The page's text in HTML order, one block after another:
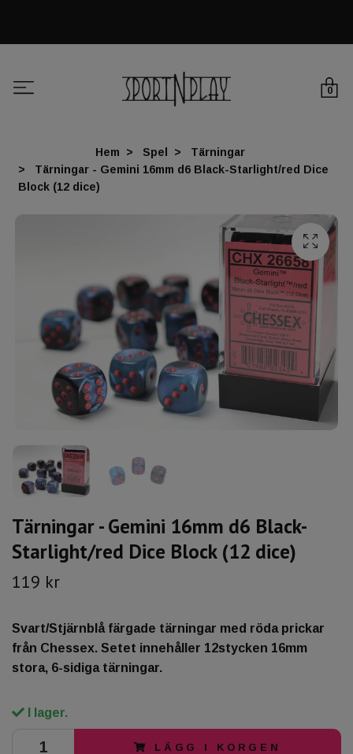
0
Hem Spel
Tärningar
Tärningar - Gemini 16mm d6 Black-Starlight/red Dice
Block (12 dice)
Tärningar - Gemini 16mm d6 Black-
Starlight/red Dice Block (12 dice)
119 kr
Svart/Stjärnblå färgade tärningar med röda prickar
från Chessex. Setet innehåller 12stycken 16mm
stora, 6-sidiga tärningar.
I lager.
LÄGG I KORGEN